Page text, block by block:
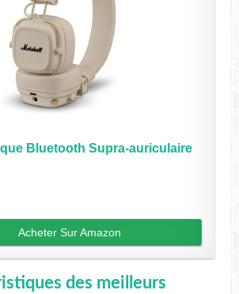
Bluetooth Supra-auriculaire
Acheter Sur Amazon
des meilleurs